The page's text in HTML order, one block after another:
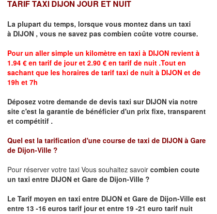
TARIF TAXI DIJON JOUR ET NUIT
La plupart du temps, lorsque vous montez dans un taxi
à DIJON , vous ne savez pas combien coûte votre course.
Pour un aller simple un kilomètre en taxi à DIJON revient à
1.94 € en tarif de jour et 2.90 € en tarif de nuit .Tout en
sachant que les horaires de tarif taxi de nuit à DIJON et de
19h et 7h
Déposez votre demande de devis taxi sur DIJON via notre
site c'est la garantie de bénéficier d'un prix fixe, transparent
et compétitif .
Quel est la tarification d'une course de taxi de DIJON à Gare
de Dijon-Ville ?
Pour réserver votre taxi Vous souhaitez savoir combien coute
un taxi entre DIJON et Gare de Dijon-Ville ?
Le Tarif moyen en taxi entre DIJON et Gare de Dijon-Ville est
entre 13 -16 euros tarif jour et entre 19 -21 euro tarif nuit